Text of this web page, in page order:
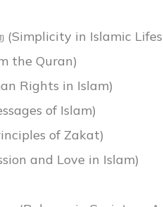
in Islamic
the Quran)
Rights in Islam)
of Islam)
of Zakat)
and Love in Islam)